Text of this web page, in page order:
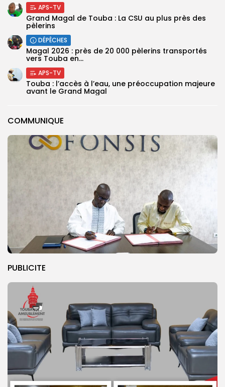
COMMUNIQUE
PUBLICITE
APS-TV
Grand Magal de Touba : La CSU au plus près des
pèlerins
DÉPÊCHES
Magal 2026 : près de 20 000 pèlerins transportés
vers Touba en...
APS-TV
Touba : l’accès à l’eau, une préoccupation majeure
avant le Grand Magal